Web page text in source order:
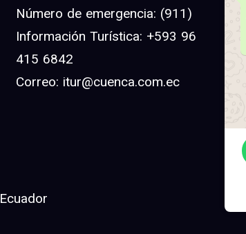
Número de emergencia: (911)
Información Turística: +593 96
415 6842
Correo: itur@cuenca.com.ec